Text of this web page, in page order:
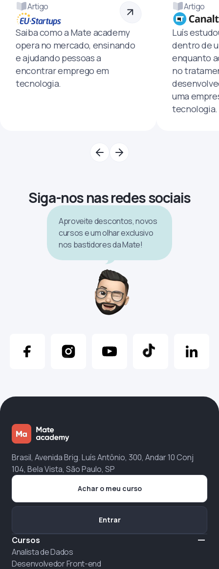
Artigo
Saiba como a Mate academy
opera no mercado, ensinando
e ajudando pessoas a
encontrar emprego em
tecnologia.
Artigo
Luís
dentro de
enquanto
no
uma
tecnologia.
Siga-nos nas redes sociais
Aproveite descontos, novos
cursos e um olhar exclusivo
nos bastidores da Mate!
Brasil, Avenida Brig. Luís Antônio, 300, Andar 10 Conj
104, Bela Vista, São Paulo, SP
Cursos
Analista de Dados
Desenvolvedor Front-end
Achar o meu curso
Entrar